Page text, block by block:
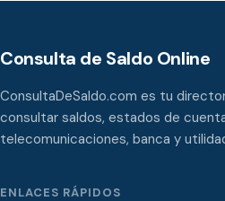
Consulta de Saldo Online
ConsultaDeSaldo.com es tu
consultar saldos, estados de
telecomunicaciones, banca y
ENLACES RÁPIDOS